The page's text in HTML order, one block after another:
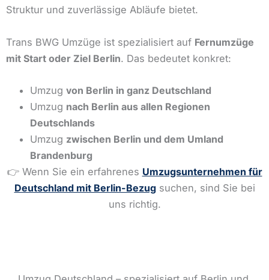
Struktur und zuverlässige Abläufe bietet.
Trans BWG Umzüge ist spezialisiert auf Fernumzüge
mit Start oder Ziel Berlin. Das bedeutet konkret:
Umzug von Berlin in ganz Deutschland
Umzug nach Berlin aus allen Regionen
Deutschlands
Umzug zwischen Berlin und dem Umland
Brandenburg
👉 Wenn Sie ein erfahrenes Umzugsunternehmen für
Deutschland mit Berlin-Bezugsuchen, sind Sie bei
uns richtig.